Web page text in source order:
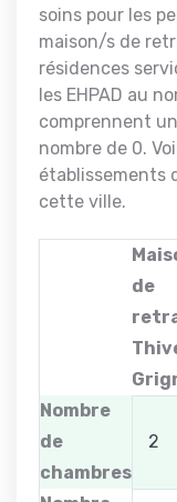
soins pour les
maison/s de
résidences
les EHPAD au
comprennent
nombre de 0.
établissements
cette ville.
de
Nombre
de
chambres
2